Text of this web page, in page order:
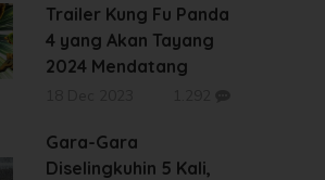
Trailer Kung Fu Panda
4 yang Akan Tayang
2024 Mendatang
Gara-Gara
Diselingkuhin 5 Kali,